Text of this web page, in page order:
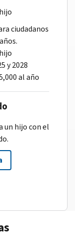
ciudadanos
y 2028
al año
un hijo con el